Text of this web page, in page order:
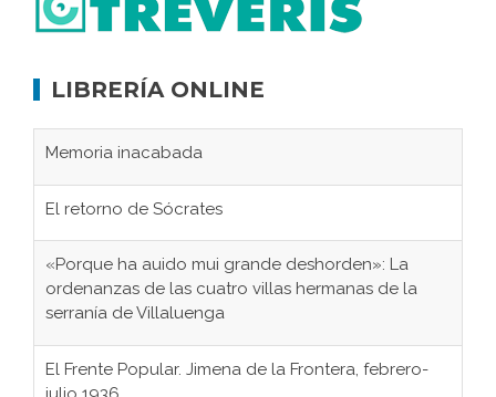
LIBRERÍA ONLINE
Memoria inacabada
El retorno de Sócrates
«Porque ha auido mui grande deshorden»: La
ordenanzas de las cuatro villas hermanas de la
serranía de Villaluenga
El Frente Popular. Jimena de la Frontera, febrero-